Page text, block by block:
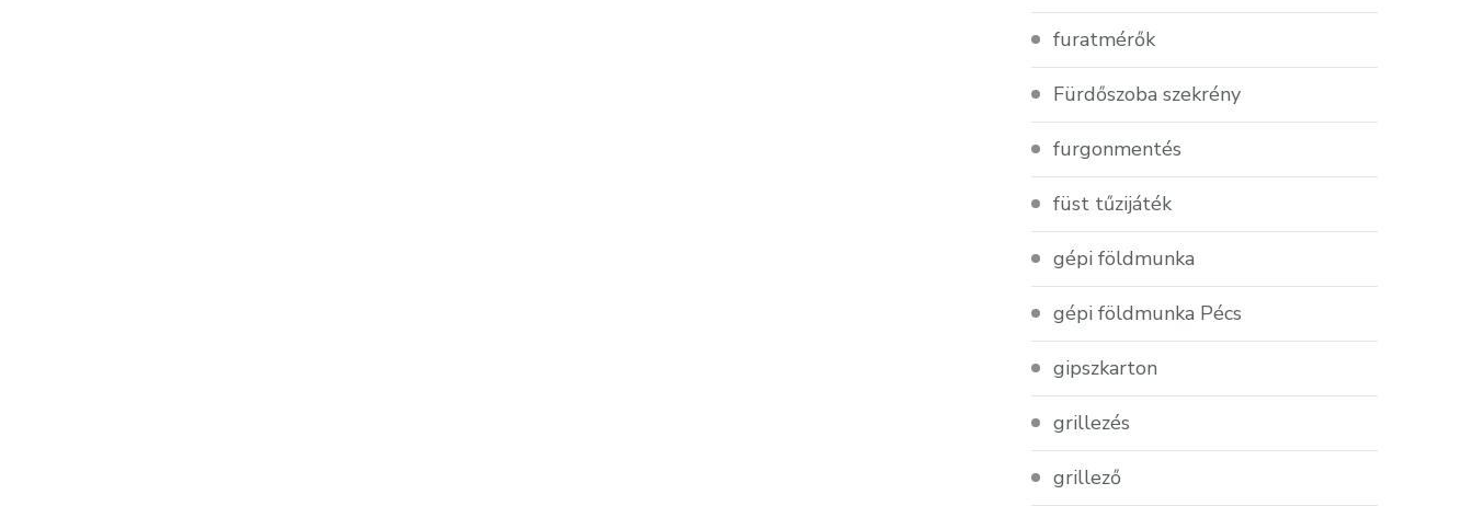
furatmérők
Fürdőszoba szekrény
furgonmentés
füst tűzijáték
gépi földmunka
gépi földmunka Pécs
gipszkarton
grillezés
grillező